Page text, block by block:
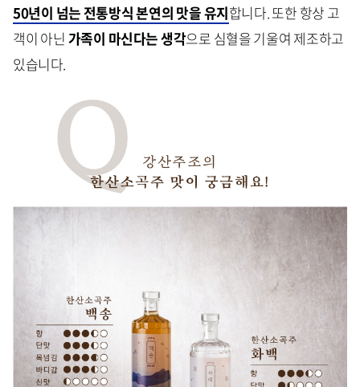
50년이 넘는 전통방식 본연의 맛을 유지합니다. 또한 항상 고
객이 아닌 가족이 마신다는 생각으로 심혈을 기울여 제조하고
있습니다.